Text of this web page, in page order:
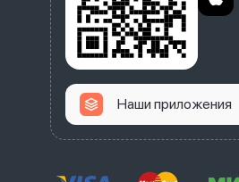
Наши приложения